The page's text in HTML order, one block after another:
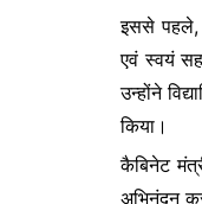
इससे पहले,
एवं स्वयं
उन्होंने
किया।
कैबिनेट
अभिनंदन